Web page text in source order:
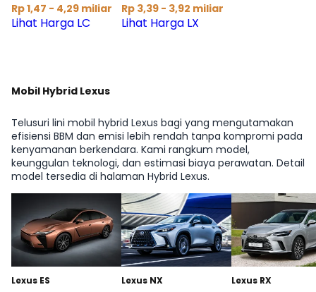
Rp 1,47 - 4,29 miliar
Lihat Harga LC
Rp 3,39 - 3,92 miliar
Lihat Harga LX
Mobil Hybrid Lexus
Telusuri lini mobil hybrid Lexus bagi yang mengutamakan
efisiensi BBM dan emisi lebih rendah tanpa kompromi pada
kenyamanan berkendara. Kami rangkum model,
keunggulan teknologi, dan estimasi biaya perawatan. Detail
model tersedia di halaman Hybrid Lexus.
Lexus ES Lexus NX Lexus RX